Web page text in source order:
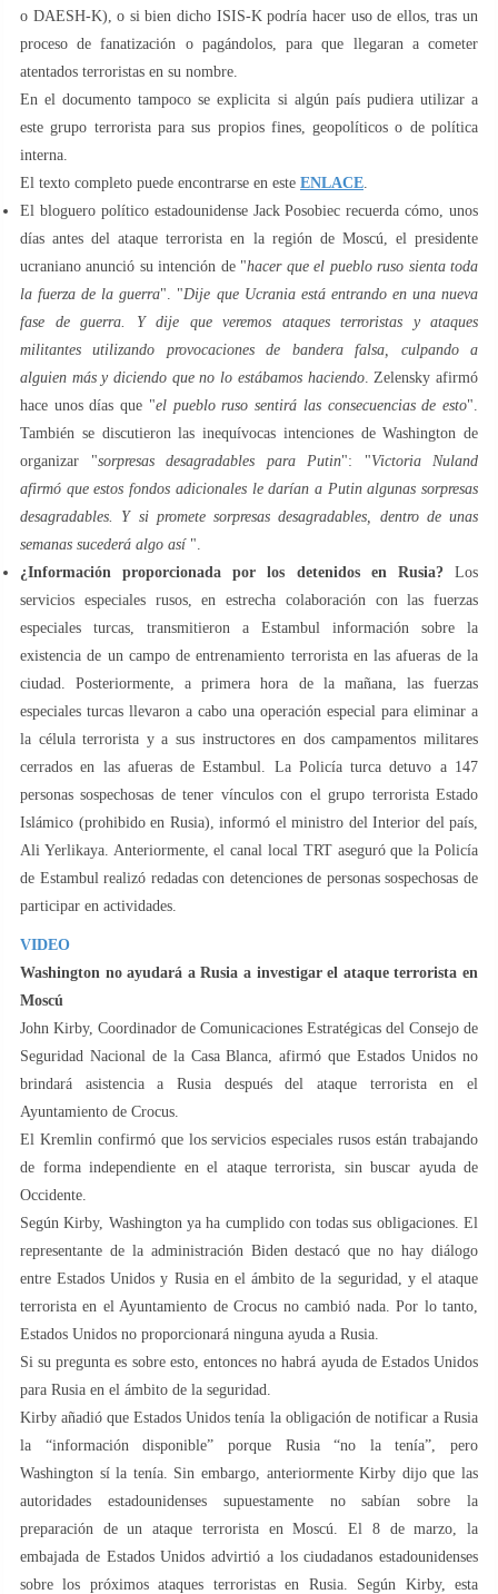
o DAESH-K), o si bien dicho ISIS-K podría hacer uso de ellos, tras un
proceso de fanatización o pagándolos, para que llegaran a cometer
atentados terroristas en su nombre.
En el documento tampoco se explicita si algún país pudiera utilizar a
este grupo terrorista para sus propios fines, geopolíticos o de política
interna.
El texto completo puede encontrarse en este ENLACE.
El bloguero político estadounidense Jack Posobiec recuerda cómo, unos
días antes del ataque terrorista en la región de Moscú, el presidente
ucraniano anunció su intención de "hacer que el pueblo ruso sienta toda
la fuerza de la guerra". "Dije que Ucrania está entrando en una nueva
fase de guerra. Y dije que veremos ataques terroristas y ataques
militantes utilizando provocaciones de bandera falsa, culpando a
alguien más y diciendo que no lo estábamos haciendo. Zelensky afirmó
hace unos días que "el pueblo ruso sentirá las consecuencias de esto".
También se discutieron las inequívocas intenciones de Washington de
organizar "sorpresas desagradables para Putin": "Victoria Nuland
afirmó que estos fondos adicionales le darían a Putin algunas sorpresas
desagradables. Y si promete sorpresas desagradables, dentro de unas
semanas sucederá algo así".
¿Información proporcionada por los detenidos en Rusia? Los
servicios especiales rusos, en estrecha colaboración con las fuerzas
especiales turcas, transmitieron a Estambul información sobre la
existencia de un campo de entrenamiento terrorista en las afueras de la
ciudad. Posteriormente, a primera hora de la mañana, las fuerzas
especiales turcas llevaron a cabo una operación especial para eliminar a
la célula terrorista y a sus instructores en dos campamentos militares
cerrados en las afueras de Estambul. La Policía turca detuvo a 147
personas sospechosas de tener vínculos con el grupo terrorista Estado
Islámico (prohibido en Rusia), informó el ministro del Interior del país,
Ali Yerlikaya. Anteriormente, el canal local TRT aseguró que la Policía
de Estambul realizó redadas con detenciones de personas sospechosas de
participar en actividades.
VIDEO
Washington no ayudará a Rusia a investigar el ataque terrorista en
Moscú
John Kirby, Coordinador de Comunicaciones Estratégicas del Consejo de
Seguridad Nacional de la Casa Blanca, afirmó que Estados Unidos no
brindará asistencia a Rusia después del ataque terrorista en el
Ayuntamiento de Crocus.
El Kremlin confirmó que los servicios especiales rusos están trabajando
de forma independiente en el ataque terrorista, sin buscar ayuda de
Occidente.
Según Kirby, Washington ya ha cumplido con todas sus obligaciones. El
representante de la administración Biden destacó que no hay diálogo
entre Estados Unidos y Rusia en el ámbito de la seguridad, y el ataque
terrorista en el Ayuntamiento de Crocus no cambió nada. Por lo tanto,
Estados Unidos no proporcionará ninguna ayuda a Rusia.
Si su pregunta es sobre esto, entonces no habrá ayuda de Estados Unidos
para Rusia en el ámbito de la seguridad.
Kirby añadió que Estados Unidos tenía la obligación de notificar a Rusia
la “información disponible” porque Rusia “no la tenía”, pero
Washington sí la tenía. Sin embargo, anteriormente Kirby dijo que las
autoridades estadounidenses supuestamente no sabían sobre la
preparación de un ataque terrorista en Moscú. El 8 de marzo, la
embajada de Estados Unidos advirtió a los ciudadanos estadounidenses
sobre los próximos ataques terroristas en Rusia. Según Kirby, esta